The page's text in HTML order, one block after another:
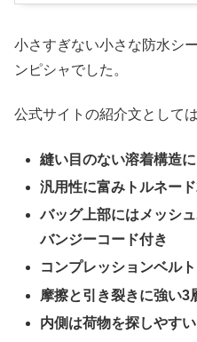
小さすぎない小さな防水シ
ンピシャでした。
公式サイトの紹介文としては
縫い目のない溶着構造
汎用性に富みトルネー
バッグ上部にはメッシ
バンジーコード付き
コンプレッションベル
摩擦と引き裂きに強い3
内側は荷物を探しやす